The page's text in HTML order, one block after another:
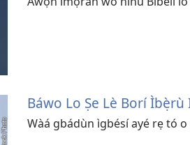
Báwo Lo Ṣe Lè Borí Ìbẹ̀rù
Wàá gbádùn ìgbésí ayé rẹ tó